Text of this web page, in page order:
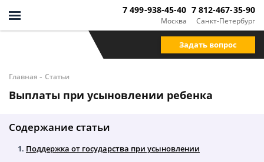
Москва
7 499-938-45-40
Санкт-Петербург
7 812-467-35-90
Задать вопрос
Главная - Статьи
Выплаты при усыновлении ребенка
Содержание статьи
Поддержка от государства при усыновлении